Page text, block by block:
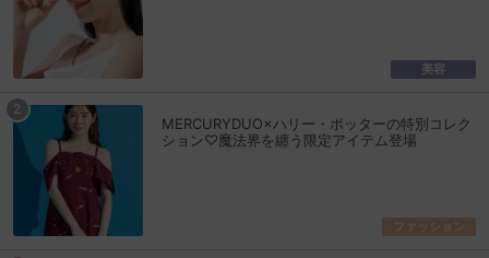
美容
MERCURYDUO×ハリー・ポッターの特別コレク
ション♡魔法界を纏う限定アイテム登場
ファッション